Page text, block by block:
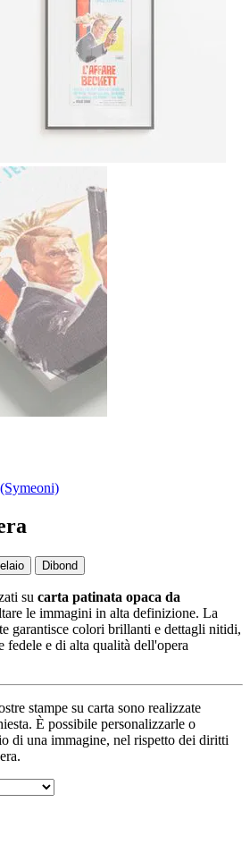
Dibond
su carta patinata opaca da
le immagini in alta definizione. La
garantisce colori brillanti e dettagli nitidi,
e di alta qualità dell'opera
stampe su carta sono realizzate
È possibile personalizzarle o
di una immagine, nel rispetto dei diritti